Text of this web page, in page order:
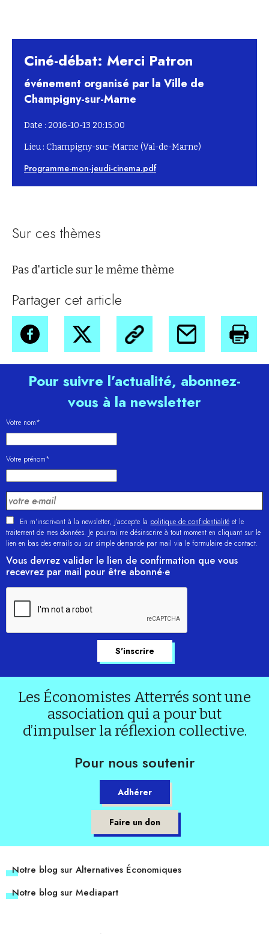
Ciné-débat: Merci Patron
événement organisé par la Ville de
Champigny-sur-Marne
Date : 2016-10-13 20:15:00
Lieu : Champigny-sur-Marne (Val-de-Marne)
Programme-mon-jeudi-cinema.pdf
Sur ces thèmes
Pas d'article sur le même thème
Partager cet article
Pour suivre l’actualité, abonnez-
vous à la newsletter
Votre nom*
Votre prénom*
En m'inscrivant à la newsletter, j’accepte la politique de confidentialité et le
traitement de mes données. Je pourrai me désinscrire à tout moment en cliquant sur le
lien en bas des emails ou sur simple demande par mail via le formulaire de contact.
Vous devrez valider le lien de confirmation que vous
recevrez par mail pour être abonné·e
Les Économistes Atterrés sont une
association qui a pour but
d’impulser la réflexion collective.
Pour nous soutenir
Adhérer
Faire un don
Notre blog sur Alternatives Économiques
Notre blog sur Mediapart